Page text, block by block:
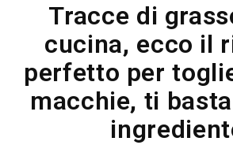
Tracce di
cucina, ecco il
perfetto per
macchie, ti